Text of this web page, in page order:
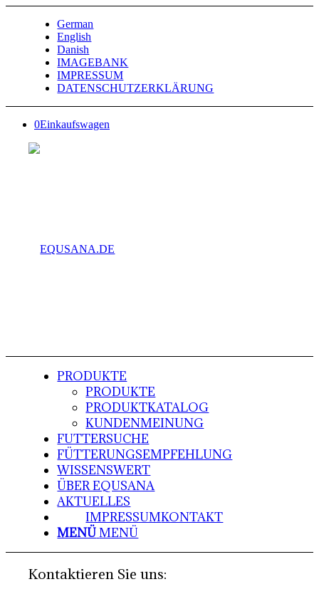
German
English
Danish
IMAGEBANK
IMPRESSUM
DATENSCHUTZERKLÄRUNG
0Einkaufswagen
PRODUKTE
PRODUKTE
PRODUKTKATALOG
KUNDENMEINUNG
FUTTERSUCHE
FÜTTERUNGSEMPFEHLUNG
WISSENSWERT
ÜBER EQUSANA
AKTUELLES
KONTAKT
IMPRESSUM
MENÜ MENÜ
Kontaktieren Sie uns: